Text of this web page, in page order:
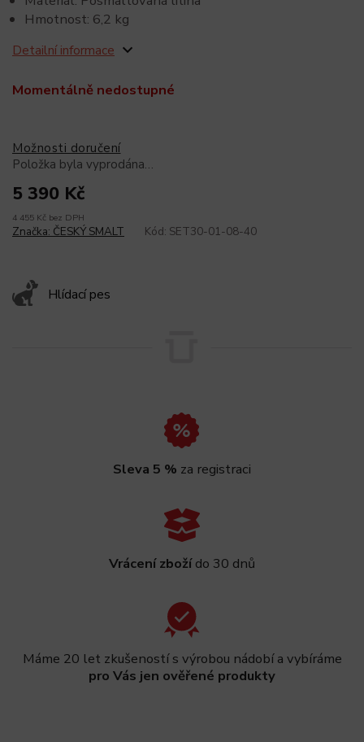
5 390 Kč
4 455 Kč bez DPH
Momentálně nedostupné
Možnosti doručení
Položka byla vyprodána…
Hmotnost: 6,2 kg
Detailní informace
Hlídací pes
Značka: ČESKÝ SMALT Kód: SET30-01-08-40
Sleva 5 % za registraci
Vrácení zbožído 30 dnů
Máme 20 let zkušeností s výrobou nádobí a vybíráme
pro Vás jen ověřené produkty